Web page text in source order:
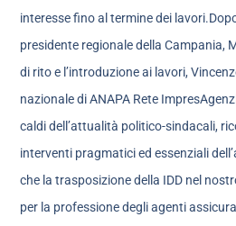
interesse fino al termine dei
presidente regionale della Campania,
di rito e l’introduzione ai lavori,
nazionale di ANAPA Rete
caldi dell’attualità politico-sindacali,
interventi pragmatici ed essenziali
che la trasposizione della IDD nel
per la professione degli agenti